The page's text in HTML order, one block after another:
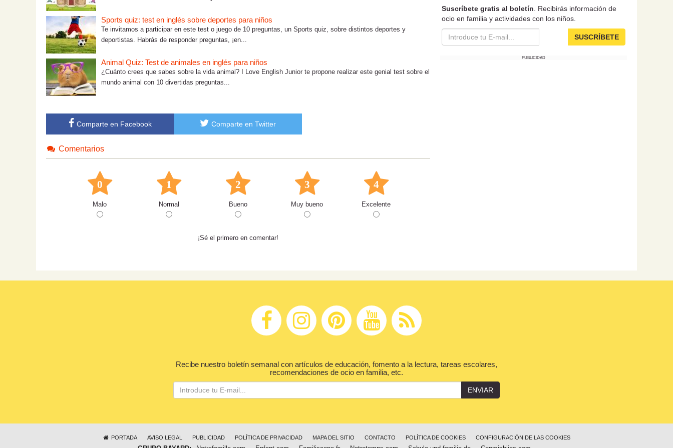
Sports quiz: test en inglés sobre deportes para niños
Te invitamos a participar en este test o juego de 10 preguntas, un Sports quiz, sobre distintos deportes y
deportistas. Habrás de responder preguntas, ¡en...
Animal Quiz: Test de animales en inglés para niños
¿Cuánto crees que sabes sobre la vida animal? I Love English Junior te propone realizar este genial test sobre el
mundo animal con 10 divertidas preguntas...
Comparte en Facebook Comparte en Twitter
Comentarios
0
Malo
1
Normal
2
Bueno
3
Muy bueno
4
Excelente
¡Sé el primero en comentar!
Suscríbete gratis al boletín . Recibirás información de
ocio en familia y actividades con los niños.
SUSCRÍBETE
PUBLICIDAD
Recibe nuestro boletín semanal con artículos de educación, fomento a la lectura, tareas escolares,
recomendaciones de ocio en familia, etc.
ENVIAR
PORTADA AVISO LEGAL PUBLICIDAD POLÍTICA DE PRIVACIDAD MAPA DEL SITIO CONTACTO POLÍTICA DE COOKIES CONFIGURACIÓN DE LAS COOKIES